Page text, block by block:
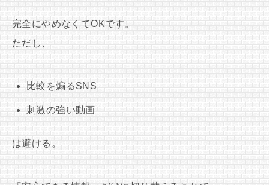
完全にやめなくてOKです。
ただし、
比較を煽るSNS
刺激の強い動画
は避ける。